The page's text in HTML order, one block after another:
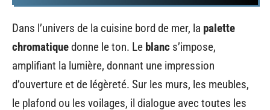
Dans l’univers de la cuisine bord de mer, la palette
chromatiquedonne le ton. Le blanc s’impose,
amplifiant la lumière, donnant une impression
d’ouverture et de légèreté. Sur les murs, les meubles,
le plafond ou les voilages, il dialogue avec toutes les